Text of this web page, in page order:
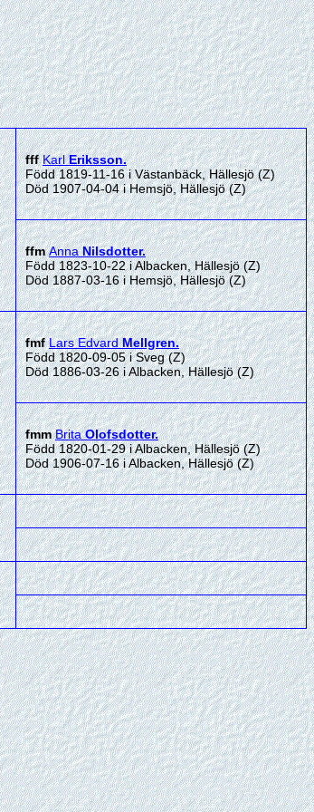
fffKarl Eriksson.
Född 1819-11-16 i Västanbäck, Hällesjö (Z)
Död 1907-04-04 i Hemsjö, Hällesjö (Z)
ffmAnna Nilsdotter.
Född 1823-10-22 i Albacken, Hällesjö (Z)
Död 1887-03-16 i Hemsjö, Hällesjö (Z)
fmfLars Edvard Mellgren.
Född 1820-09-05 i Sveg (Z)
Död 1886-03-26 i Albacken, Hällesjö (Z)
fmmBrita Olofsdotter.
Född 1820-01-29 i Albacken, Hällesjö (Z)
Död 1906-07-16 i Albacken, Hällesjö (Z)